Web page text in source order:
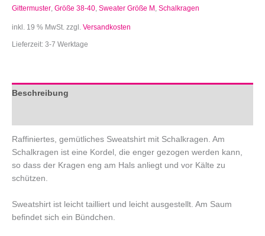
Gittermuster, Größe 38-40, Sweater Größe M , Schalkragen
inkl. 19 % MwSt. zzgl. Versandkosten
Lieferzeit: 3-7 Werktage
Beschreibung
Raffiniertes, gemütliches Sweatshirt mit Schalkragen. Am
Schalkragen ist eine Kordel, die enger gezogen werden kann,
so dass der Kragen eng am Hals anliegt und vor Kälte zu
schützen.
Sweatshirt ist leicht tailliert und leicht ausgestellt. Am Saum
befindet sich ein Bündchen.